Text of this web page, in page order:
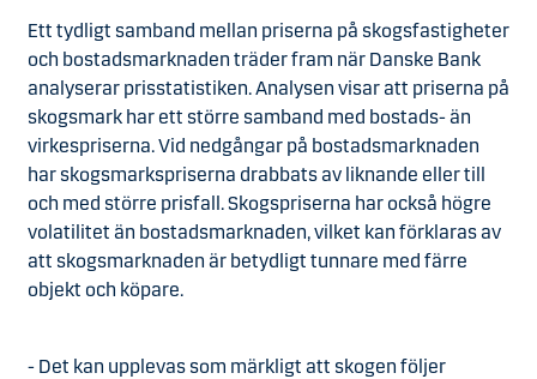
Ett tydligt samband mellan priserna på skogsfastigheter
och bostadsmarknaden träder fram när Danske Bank
analyserar prisstatistiken. Analysen visar att priserna på
skogsmark har ett större samband med bostads- än
virkespriserna. Vid nedgångar på bostadsmarknaden
har skogsmarkspriserna drabbats av liknande eller till
och med större prisfall. Skogspriserna har också högre
volatilitet än bostadsmarknaden, vilket kan förklaras av
att skogsmarknaden är betydligt tunnare med färre
objekt och köpare.
- Det kan upplevas som märkligt att skogen följer